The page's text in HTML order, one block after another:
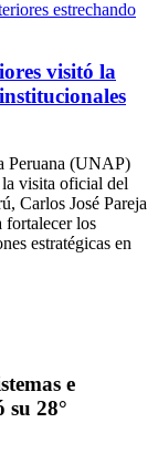
visitó la
Peruana (UNAP)
visita oficial del
Carlos José Pareja
fortalecer los
estratégicas en
e
su 28°